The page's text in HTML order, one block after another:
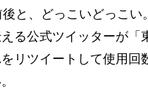
と、どっこいどっこい
る公式ツイッターが「
リツイートして使用回